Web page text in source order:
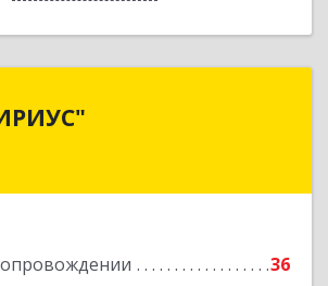
36
обл, Саянск г, Юбилейный